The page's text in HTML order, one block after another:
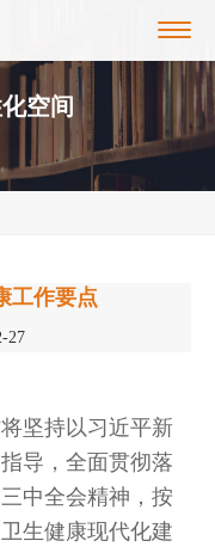
空间
工作要点
27
坚持以习近平新
导，全面贯彻落
中全会精神，按
生健康现代化建